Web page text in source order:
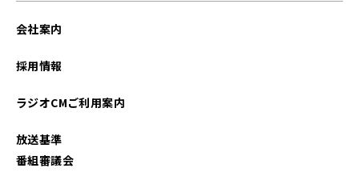
会社案内
採用情報
ラジオCMご利用案内
放送基準
番組審議会